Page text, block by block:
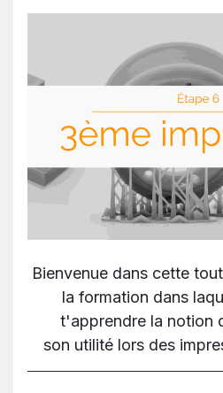
Bienvenue dans cette
la formation dans
t'apprendre la notion
son utilité lors des